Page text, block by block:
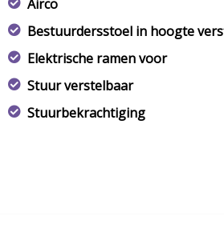
Airco
Bestuurdersstoel in hoogte
Elektrische ramen voor
Stuur verstelbaar
Stuurbekrachtiging